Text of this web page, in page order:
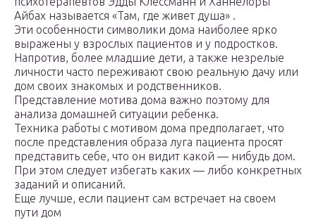
Айбах называется «Там, где живет душа» .
Эти особенности символики дома наиболее ярко
выражены у взрослых пациентов и у подростков.
Напротив, более младшие дети, а также незрелые
личности часто переживают свою реальную дачу или
дом своих знакомых и родственников.
Представление мотива дома важно поэтому для
анализа домашней ситуации ребенка.
Техника работы с мотивом дома предполагает, что
после представления образа луга пациента просят
представить себе, что он видит какой — нибудь дом.
При этом следует избегать каких — либо конкретных
заданий и описаний.
Еще лучше, если пациент сам встречает на своем
пути дом